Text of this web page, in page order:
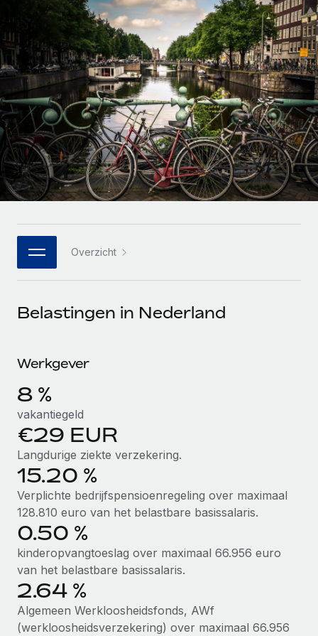
Zzp'ers internationaal onboarden en beheren
PEO
Ingewikkelde HR-taken eenvoudig uitbesteden
INFRASTRUCTUUR
Remote Embedded
HR naadloos in workflows integreren
Platform
Ingebouwde essentiële HR-functies voor je team
Integraties
Krijg hulp van global HR- en juridische experts
Achtergrondonderzoek
Vereenvoudig het screeningsproces van
kandidaten
Compliance Watchtower
Blijf compliance-risico's voor
Apparaatbeheer
Lever en track wereldwijd IT-middelen
Entiteiten oprichten
Stel snel compliant entiteiten op
Mobiliteit en overplaatsing
Plaats werknemers moeiteloos over
GROEIFASE
Start-ups
Flexibele global HR en payroll solutions voor groeiende
bedrijven
Mid-market
Teams uitbreiden met HR solutions op maat
Enterprise
Global HR voor grote bedrijven
WERK MET ONS SAMEN
Strategische technologiepartners
Een partner worden
Ontdek hoe je met ons kunt samenwerken
Integraties en advies over AI-automatiseringen
CASESTUDY'S
Betalingscalculator voor zzp'ers
Ontdek valuta-opties en betaalsnelheden voor
internationale zzp'ers
LEREN MET REMOTE
Onderzoek en gidsen
Casestudy's
HR-woordenlijst
Checklists en templates
Webinars
Newsroom
Support
Alle bronnen bekijken
BLOG
Global Payroll
EOR en PEO
Contractor Management
Belastingen
Naar de blog
Nederlands
Français
Deutsch
Español
Italiano
Português (Portugal)
日本語
한국어
Inloggen
Overzicht
Belastingen in Nederland
Werkgever
8 %
vakantiegeld
€29 EUR
Langdurige ziekte verzekering.
15.20 %
Verplichte bedrijfspensioenregeling over maximaal
128.810 euro van het belastbare basissalaris.
0.50 %
kinderopvangtoeslag over maximaal 66.956 euro
van het belastbare basissalaris.
2.64 %
Algemeen Werkloosheidsfonds, AWf
(werkloosheidsverzekering) over maximaal 66.956